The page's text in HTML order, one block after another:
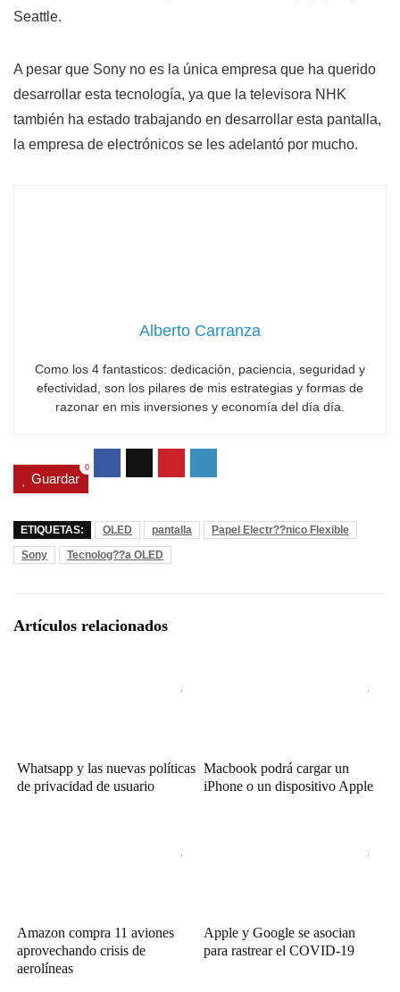
Seattle.
A pesar que Sony no es la única empresa que ha querido
desarrollar esta tecnología, ya que la televisora NHK
también ha estado trabajando en desarrollar esta pantalla,
la empresa de electrónicos se les adelantó por mucho.
Alberto Carranza
Como los 4 fantasticos: dedicación, paciencia, seguridad y
efectividad, son los pilares de mis estrategias y formas de
razonar en mis inversiones y economía del día día.
Guardar
0
ETIQUETAS: OLED pantalla
Papel Electr??nico Flexible
Sony
Tecnolog??a OLED
Artículos relacionados
Whatsapp y las nuevas políticas
de privacidad de usuario
Macbook podrá cargar un
iPhone o un dispositivo Apple
Amazon compra 11 aviones
aprovechando crisis de
aerolíneas
Apple y Google se asocian
para rastrear el COVID-19